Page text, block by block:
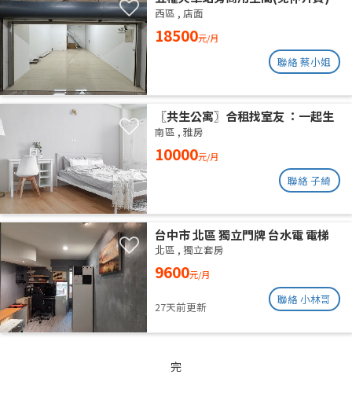
西區 , 店面
18500元/月
聯絡 蔡小姐
〖共生公寓〗合租找室友 ：一起生
活在良善的居家環境
南區 , 雅房
10000元/月
聯絡 子綺
台中市 北區 獨立門牌 台水電 電梯
大樓 位於14樓 權狀10坪 有獨立陽
台通風採光好 獨曬獨洗 不會淋雨
北區 , 獨立套房
9600元/月
27天前更新
聯絡 小林哥
完